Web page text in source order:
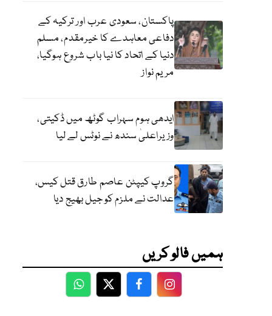
پاکستان، سعودی عرب اور ترکیہ کے
دفاعی معاہدے کا خیرمقدم، مسلم
دنیا کے اتحاد کا نیا باب شروع ہوگیا،
مریم نواز
ایدھی ہوم سہراب گوٹھ میں ڈکیتی،
وزیراعلیٰ سندھ نے نوٹس لے لیا
گروپ کیپٹن عاصم طارق قتل کیس،
عدالت نے ملزم کو جیل بھیج دیا
ہمیں فالو کریں
WhatsApp
TwitterFacebookFacebook